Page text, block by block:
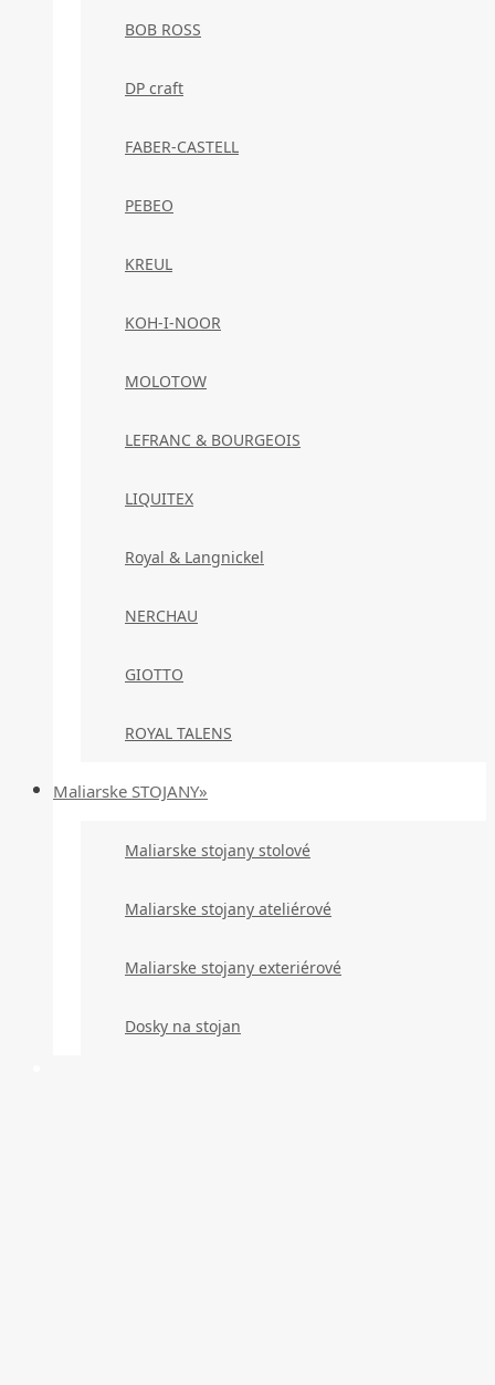
BOB ROSS
DP craft
FABER-CASTELL
PEBEO
KREUL
KOH-I-NOOR
MOLOTOW
LEFRANC & BOURGEOIS
LIQUITEX
Royal & Langnickel
NERCHAU
GIOTTO
ROYAL TALENS
Maliarske STOJANY»
Maliarske stojany stolové
Maliarske stojany ateliérové
Maliarske stojany exteriérové
Dosky na stojan